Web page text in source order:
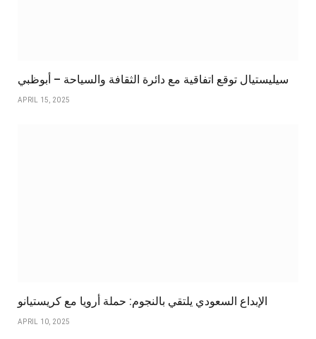
سيليستيال توقع اتفاقية مع دائرة الثقافة والسياحة – أبوظبي
APRIL 15, 2025
الإبداع السعودي يلتقي بالنجوم: حملة أرويا مع كريستيانو
APRIL 10, 2025